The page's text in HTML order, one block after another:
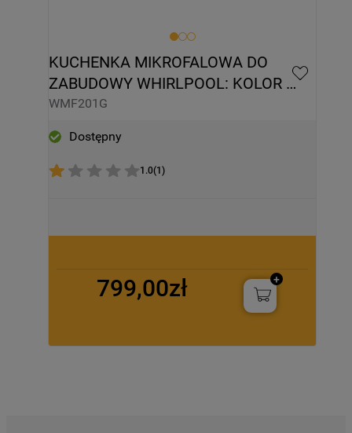
KUCHENKA MIKROFALOWA DO
ZABUDOWY WHIRLPOOL: KOLOR
STAL NIERDZEWNA - WMF201G
WMF201G
Dostępny
1.0(1 )
799,00zł